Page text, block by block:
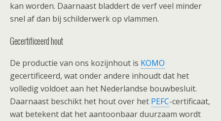
kan worden. Daarnaast bladdert de verf veel minder
snel af dan bij schilderwerk op vlammen.
Gecertificeerd hout
De productie van ons kozijnhout is KOMO
gecertificeerd, wat onder andere inhoudt dat het
volledig voldoet aan het Nederlandse bouwbesluit.
Daarnaast beschikt het hout over het PEFC-certificaat,
wat betekent dat het aantoonbaar duurzaam wordt